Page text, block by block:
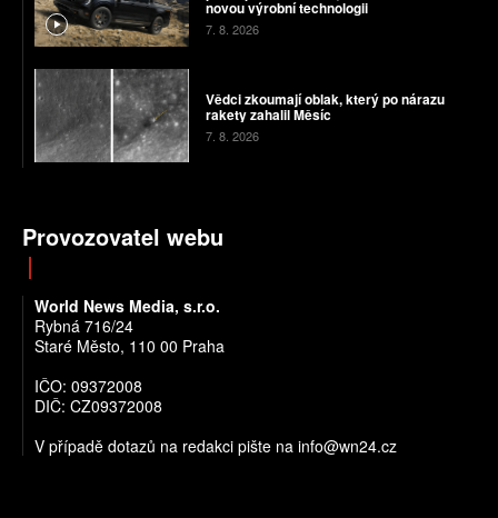
novou výrobní technologii
7. 8. 2026
Vědci zkoumají oblak, který po nárazu
rakety zahalil Měsíc
7. 8. 2026
Provozovatel webu
World News Media, s.r.o.
Rybná 716/24
Staré Město, 110 00 Praha
IČO: 09372008
DIČ: CZ09372008
V případě dotazů na redakci pište na info@wn24.cz